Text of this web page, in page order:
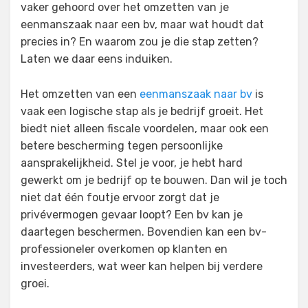
vaker gehoord over het omzetten van je
eenmanszaak naar een bv, maar wat houdt dat
precies in? En waarom zou je die stap zetten?
Laten we daar eens induiken.
Het omzetten van een eenmanszaak naar bv is
vaak een logische stap als je bedrijf groeit. Het
biedt niet alleen fiscale voordelen, maar ook een
betere bescherming tegen persoonlijke
aansprakelijkheid. Stel je voor, je hebt hard
gewerkt om je bedrijf op te bouwen. Dan wil je toch
niet dat één foutje ervoor zorgt dat je
privévermogen gevaar loopt? Een bv kan je
daartegen beschermen. Bovendien kan een bv-
professioneler overkomen op klanten en
investeerders, wat weer kan helpen bij verdere
groei.